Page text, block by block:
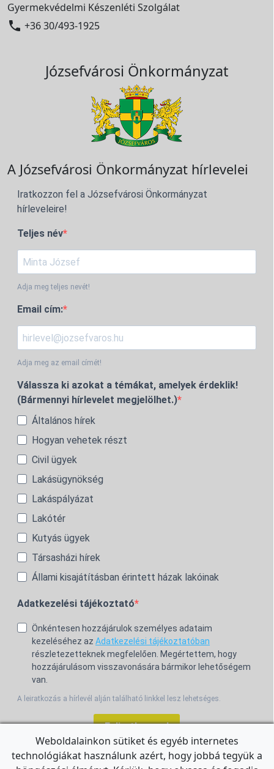
Gyermekvédelmi Készenléti Szolgálat
 +36 30/493-1925
Józsefvárosi Önkormányzat
A Józsefvárosi Önkormányzat hírlevelei
Iratkozzon fel a Józsefvárosi Önkormányzat
hírleveleire!
Teljes név
Adja meg teljes nevét!
Email cím:
Adja meg az email címét!
Válassza ki azokat a témákat, amelyek érdeklik!
(Bármennyi hírlevelet megjelölhet.)
Általános hírek
Hogyan vehetek részt
Civil ügyek
Lakásügynökség
Lakáspályázat
Lakótér
Kutyás ügyek
Társasházi hírek
Állami kisajátításban érintett házak lakóinak
Adatkezelési tájékoztató
Önkéntesen hozzájárulok személyes adataim
kezeléséhez az Adatkezelési tájékoztatóban
részletezetteknek megfelelően. Megértettem, hogy
hozzájárulásom visszavonására bármikor lehetőségem
van.
A leiratkozás a hírlevél alján található linkkel lesz lehetséges.
Feliratkozom!
Weboldalainkon sütiket és egyéb internetes
technológiákat használunk azért, hogy jobbá tegyük a